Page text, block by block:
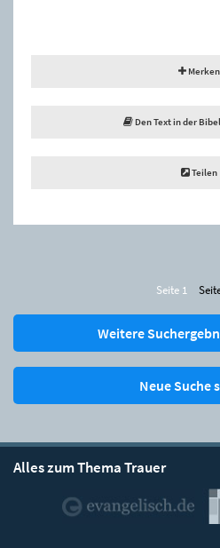
Merken
Den Text in der
Teilen
Seite 1
Weitere
Neue Suche
Alles zum Thema Trauer